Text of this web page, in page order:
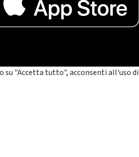
"Accetta tutto", acconsenti all'uso